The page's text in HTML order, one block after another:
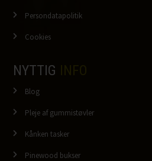
Persondatapolitik
Cookies
NYTTIG
Blog
Pleje af gummistøvler
Kånken tasker
Pinewood bukser